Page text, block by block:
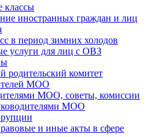
классы
иностранных граждан и лиц
в период зимних холодов
услуги для лиц с ОВЗ
комитет
МОО
МОО, советы, комиссии
МОО
и иные акты в сфере